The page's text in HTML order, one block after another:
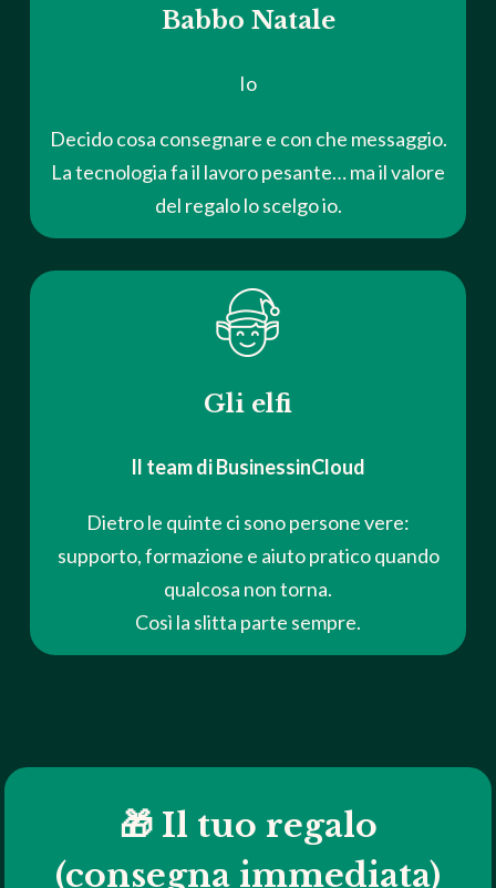
Babbo Natale
Io
Decido cosa consegnare e con che messaggio.
La tecnologia fa il lavoro pesante… ma il valore
del regalo lo scelgo io.
Gli elfi
Il team di BusinessinCloud
Dietro le quinte ci sono persone vere:
supporto, formazione e aiuto pratico quando
qualcosa non torna.
Così la slitta parte sempre.
🎁 Il tuo regalo
(consegna immediata)